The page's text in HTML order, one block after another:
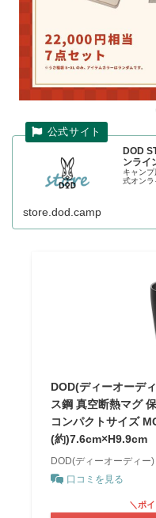
DOD
ンライ
キャン
式オンラ
store.dod.camp
DOD(ディーオーデ
ス鋼 真空断熱マグ
コンパクトサイズ
(約)7.6cm×H9.9cm
DOD(ディーオーディー)
口コミを見る
＼ポ